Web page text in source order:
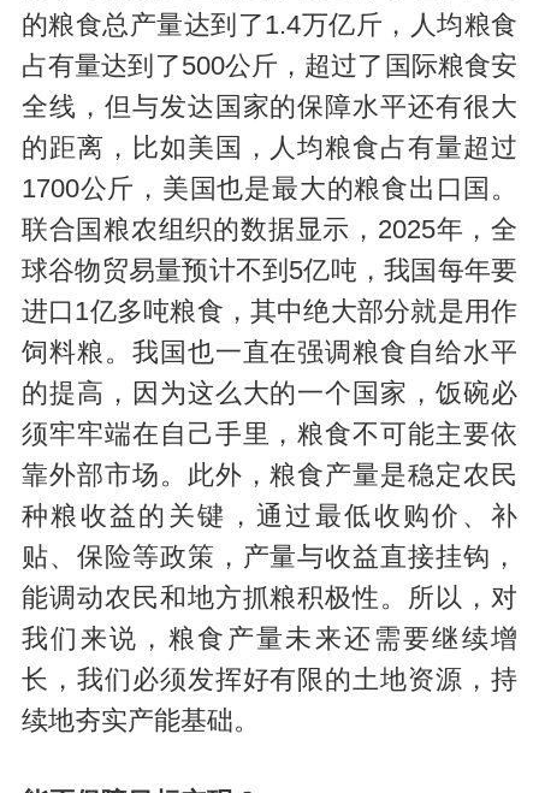
的粮食总产量达到了1.4万亿斤，人均粮食
占有量达到了500公斤，超过了国际粮食安
全线，但与发达国家的保障水平还有很大
的距离，比如美国，人均粮食占有量超过
1700公斤，美国也是最大的粮食出口国。
联合国粮农组织的数据显示，2025年，全
球谷物贸易量预计不到5亿吨，我国每年要
进口1亿多吨粮食，其中绝大部分就是用作
饲料粮。我国也一直在强调粮食自给水平
的提高，因为这么大的一个国家，饭碗必
须牢牢端在自己手里，粮食不可能主要依
靠外部市场。此外，粮食产量是稳定农民
种粮收益的关键，通过最低收购价、补
贴、保险等政策，产量与收益直接挂钩，
能调动农民和地方抓粮积极性。所以，对
我们来说，粮食产量未来还需要继续增
长，我们必须发挥好有限的土地资源，持
续地夯实产能基础。